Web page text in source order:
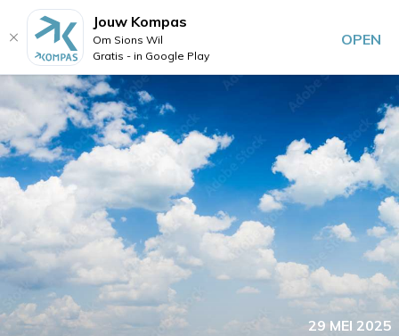
29 MEI 2025
Jouw Kompas
Om Sions Wil
Gratis - in Google Play
OPEN